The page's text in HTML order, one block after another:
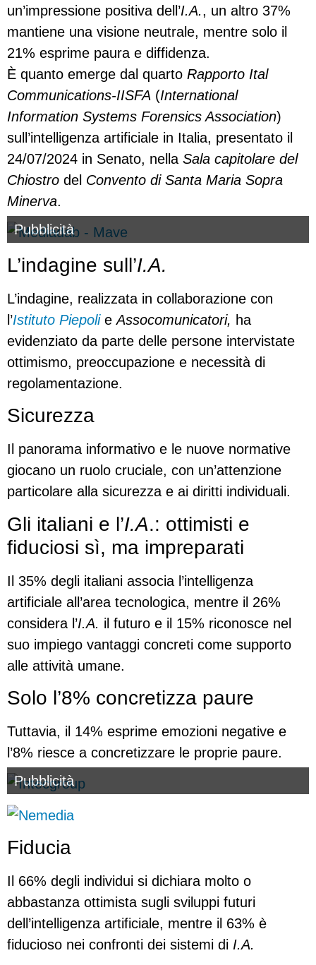
un’impressione positiva dell’I.A., un altro 37%
mantiene una visione neutrale, mentre solo il
21% esprime paura e diffidenza.
È quanto emerge dal quarto Rapporto Ital
Communications-IISFA (International
Information Systems Forensics Association)
sull’intelligenza artificiale in Italia, presentato il
24/07/2024 in Senato, nella Sala capitolare del
Chiostro del Convento di Santa Maria Sopra
Minerva.
Pubblicità
L’indagine sull’I.A.
L’indagine, realizzata in collaborazione con
l’Istituto Piepoli eAssocomunicatori, ha
evidenziato da parte delle persone intervistate
ottimismo, preoccupazione e necessità di
regolamentazione.
Sicurezza
Il panorama informativo e le nuove normative
giocano un ruolo cruciale, con un’attenzione
particolare alla sicurezza e ai diritti individuali.
Gli italiani e l’I.A.: ottimisti e
fiduciosi sì, ma impreparati
Il 35% degli italiani associa l’intelligenza
artificiale all’area tecnologica, mentre il 26%
considera l’I.A. il futuro e il 15% riconosce nel
suo impiego vantaggi concreti come supporto
alle attività umane.
Solo l’8% concretizza paure
Tuttavia, il 14% esprime emozioni negative e
l’8% riesce a concretizzare le proprie paure.
Pubblicità
Fiducia
Il 66% degli individui si dichiara molto o
abbastanza ottimista sugli sviluppi futuri
dell’intelligenza artificiale, mentre il 63% è
fiducioso nei confronti dei sistemi di I.A.